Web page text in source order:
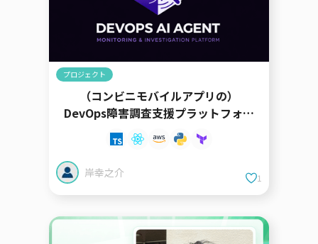
プロジェクト
（コンビニモバイルアプリの）
DevOps障害調査支援プラットフォー
岸幸之介 1